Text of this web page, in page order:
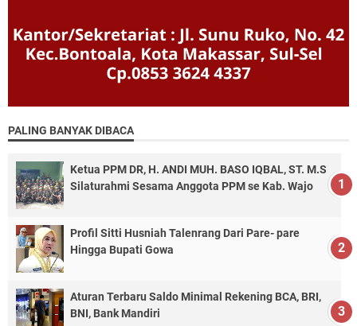
PALING BANYAK DIBACA
Ketua PPM DR, H. ANDI MUH. BASO IQBAL, ST. M.S
Silaturahmi Sesama Anggota PPM se Kab. Wajo
Profil Sitti Husniah Talenrang Dari Pare- pare
Hingga Bupati Gowa
Aturan Terbaru Saldo Minimal Rekening BCA, BRI,
BNI, Bank Mandiri